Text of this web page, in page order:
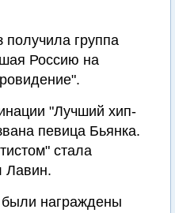
группа
Россию на
"Лучший хип-
певица Бьянка.
стала
Лавин.
награждены